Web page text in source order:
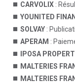
CARVOLIX :
YOUNITED
SOLVAY :
APERAM :
IPOSA
MALTERIES
MALTERIES